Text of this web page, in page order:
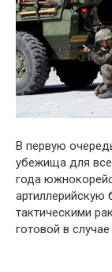
В первую
убежища для
года
артиллерийскую
тактическими
готовой в